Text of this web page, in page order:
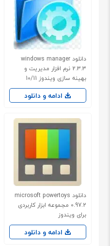
دانلود windows manager
2.3.3 نرم افزار مدیریت و
بهینه سازی ویندوز 10/11
ادامه و دانلود
دانلود microsoft powertoys
0.97.2 مجموعه ابزار کاربردی
برای ویندوز
ادامه و دانلود